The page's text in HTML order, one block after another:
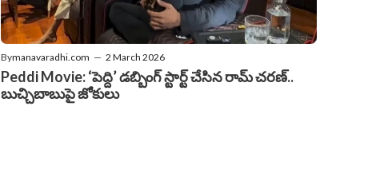
Bymanavaradhi.com — 2 March 2026
Peddi Movie: ‘పెద్ది’ డబ్బింగ్ స్టార్ట్ చేసిన రామ్ చరణ్..
బుచ్చిబాబుపై జోకులు